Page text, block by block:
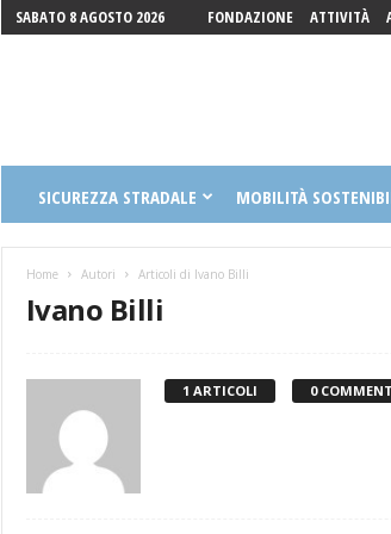
SABATO 8 AGOSTO 2026 FONDAZIONE ATTIVITÀ
Guccione
Onlus
SICUREZZA STRADALE MOBILITÀ
Home Autori Articoli di Ivano Billi
Ivano Billi
1 ARTICOLI 0